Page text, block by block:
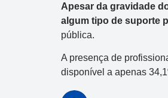
Apesar da gravidade
algum tipo de suporte
pública.
A presença de
disponível a apenas